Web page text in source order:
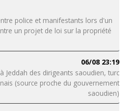
police et manifestants lors d'un
un projet de loi sur la propriété
06/08 23:19
Jeddah des dirigeants saoudien, turc
(source proche du gouvernement
saoudien)